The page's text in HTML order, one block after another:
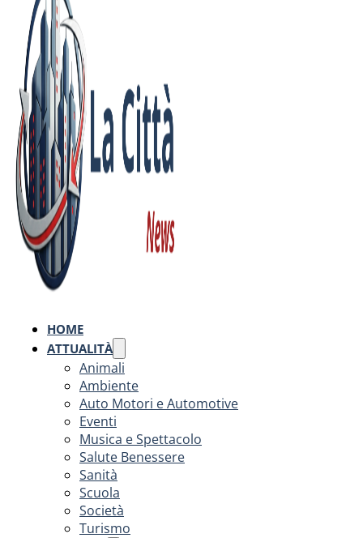
HOME
ATTUALITÀ
Animali
Ambiente
Auto Motori e Automotive
Eventi
Musica e Spettacolo
Salute Benessere
Sanità
Scuola
Società
Turismo